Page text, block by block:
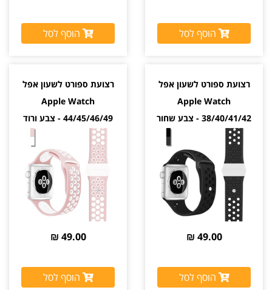
הוסף לסל הוסף לסל
רצועת ספורט לשעון אפל
Apple Watch
38/40/41/42 - צבע שחור
49.00 ₪
הוסף לסל
רצועת ספורט לשעון אפל
Apple Watch
44/45/46/49 - צבע ורוד
49.00 ₪
הוסף לסל